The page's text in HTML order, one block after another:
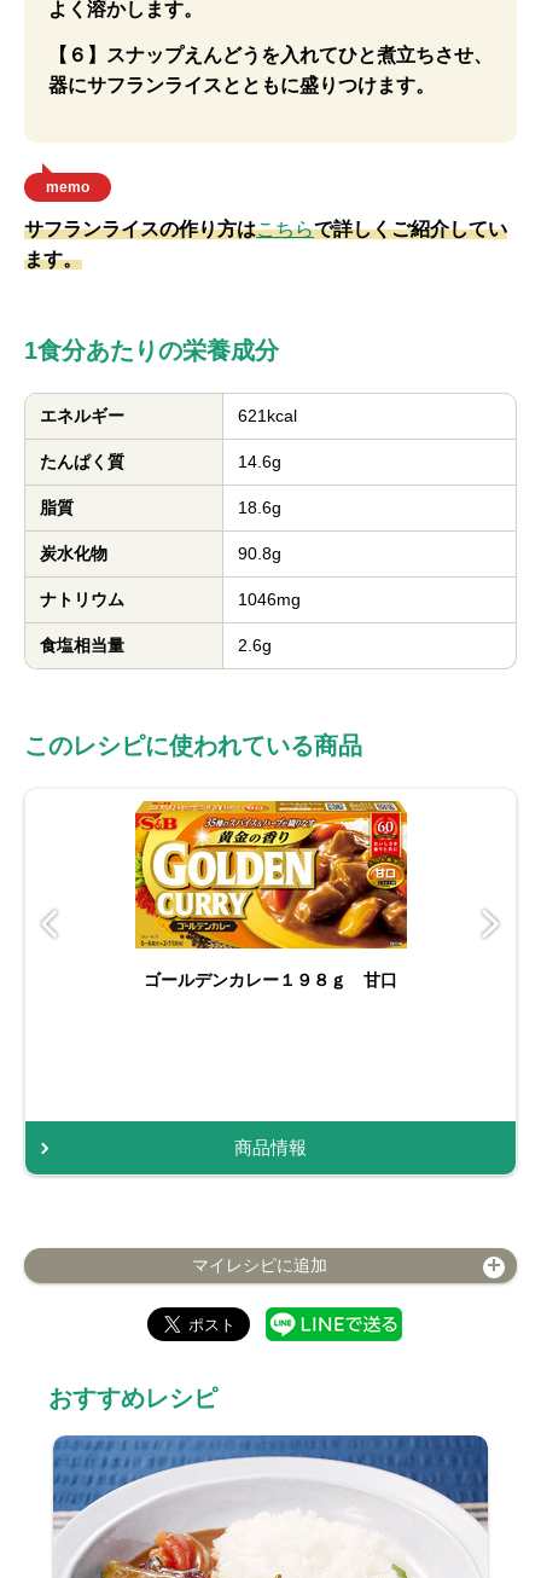
よく溶かします。
【６】スナップえんどうを入れてひと煮立ちさせ、
器にサフランライスとともに盛りつけます。
memo
サフランライスの作り方はこちらで詳しくご紹介してい
ます。
1食分あたりの栄養成分
エネルギー 621kcal
たんぱく質 14.6g
脂質 18.6g
炭水化物 90.8g
ナトリウム 1046mg
食塩相当量 2.6g
このレシピに使われている商品
ゴールデンカレー１９８ｇ 甘口
商品情報
マイレシピに追加
おすすめレシピ